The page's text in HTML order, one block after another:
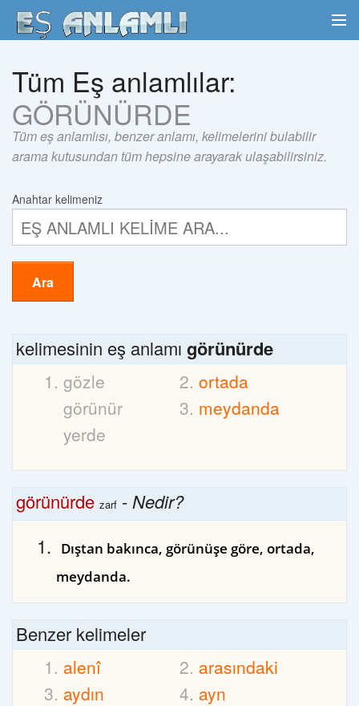
Tüm Eş anlamlılar:
GÖRÜNÜRDE
Tüm eş anlamlısı, benzer anlamı, kelimelerini bulabilir
arama kutusundan tüm hepsine arayarak ulaşabilirsiniz.
Anahtar kelimeniz
Ara
kelimesinin eş anlamı görünürde
gözle
görünür
yerde
ortada
meydanda
görünürde zarf -Nedir?
Dıştan bakınca, görünüşe göre, ortada,
meydanda.
Benzer kelimeler
alenî
arasındaki
aydın
ayn